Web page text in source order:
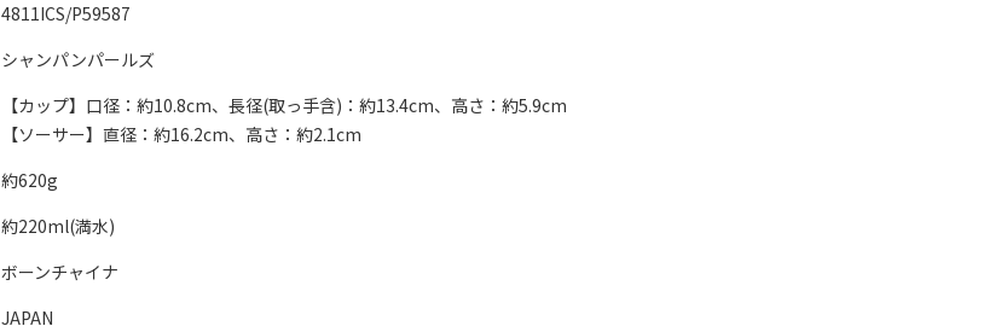
4811ICS/P59587
シャンパンパールズ
【カップ】口径：約10.8cm、長径(取っ手含)：約13.4cm、高さ：約5.9cm
【ソーサー】直径：約16.2cm、高さ：約2.1cm
約620g
約220ml(満水)
ボーンチャイナ
JAPAN